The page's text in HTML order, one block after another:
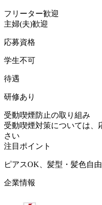
フリーター歓迎
主婦(夫)歓迎
応募資格
学生不可
待遇
研修あり
受動喫煙防止の取り組み
受動喫煙対策については、
さい
注目ポイント
ピアスOK、髪型・髪色自由
企業情報